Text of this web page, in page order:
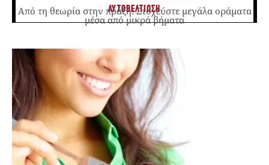
ΑΥΤΟΒΕΛΤΙΩΣΗ
Από τη θεωρία στην πράξη: Στοχεύστε μεγάλα οράματα
μέσα από μικρά βήματα